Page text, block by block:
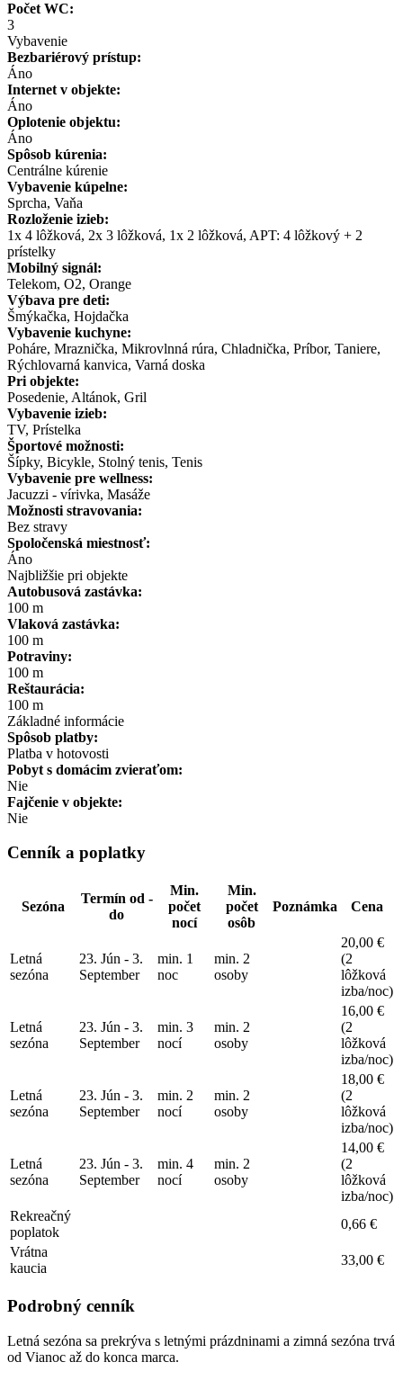
Počet WC:
3
Vybavenie
Bezbariérový prístup:
Áno
Internet v objekte:
Áno
Oplotenie objektu:
Áno
Spôsob kúrenia:
Centrálne kúrenie
Vybavenie kúpelne:
Sprcha, Vaňa
Rozloženie izieb:
1x 4 lôžková, 2x 3 lôžková, 1x 2 lôžková, APT: 4 lôžkový + 2
prístelky
Mobilný signál:
Telekom, O2, Orange
Výbava pre deti:
Šmýkačka, Hojdačka
Vybavenie kuchyne:
Poháre, Mraznička, Mikrovlnná rúra, Chladnička, Príbor, Taniere,
Rýchlovarná kanvica, Varná doska
Pri objekte:
Posedenie, Altánok, Gril
Vybavenie izieb:
TV, Prístelka
Športové možnosti:
Šípky, Bicykle, Stolný tenis, Tenis
Vybavenie pre wellness:
Jacuzzi - vírivka, Masáže
Možnosti stravovania:
Bez stravy
Spoločenská miestnosť:
Áno
Najbližšie pri objekte
Autobusová zastávka:
100 m
Vlaková zastávka:
100 m
Potraviny:
100 m
Reštaurácia:
100 m
Základné informácie
Spôsob platby:
Platba v hotovosti
Pobyt s domácim zvieraťom:
Nie
Fajčenie v objekte:
Nie
Cenník a poplatky
Sezóna
Termín od -
do
Min.
počet
nocí
Min.
počet
osôb
Poznámka Cena
Letná
sezóna
23. Jún - 3.
September
min. 1
noc
min. 2
osoby
20,00 €
(2
lôžková
izba/noc)
Letná
sezóna
23. Jún - 3.
September
min. 3
nocí
min. 2
osoby
16,00 €
(2
lôžková
izba/noc)
Letná
sezóna
23. Jún - 3.
September
min. 2
nocí
min. 2
osoby
18,00 €
(2
lôžková
izba/noc)
Letná
sezóna
23. Jún - 3.
September
min. 4
nocí
min. 2
osoby
14,00 €
(2
lôžková
izba/noc)
Rekreačný
poplatok
0,66 €
Vrátna
kaucia
33,00 €
Podrobný cenník
Letná sezóna sa prekrýva s letnými prázdninami a zimná sezóna trvá
od Vianoc až do konca marca.